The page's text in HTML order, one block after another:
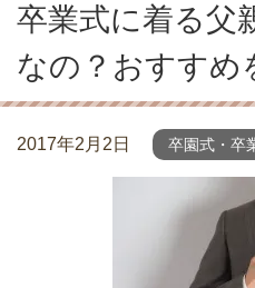
卒業式に着る父
なの？おすすめ
2017年2月2日 卒園式・卒